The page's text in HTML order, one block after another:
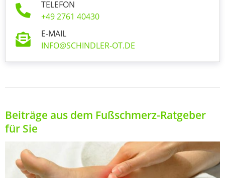
TELEFON
+49 2761 40430
E-MAIL
INFO@SCHINDLER-OT.DE
Beiträge aus dem Fußschmerz-Ratgeber
für Sie